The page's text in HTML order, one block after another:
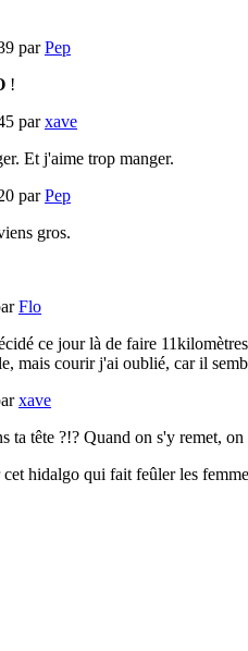
parPep
!
parxave
Et j'aime trop manger.
parPep
gros.
Flo
ce jour là de faire
mais courir j'ai oublié, car il
xave
ta tête ?!? Quand on s'y remet,
cet hidalgo qui fait feûler les